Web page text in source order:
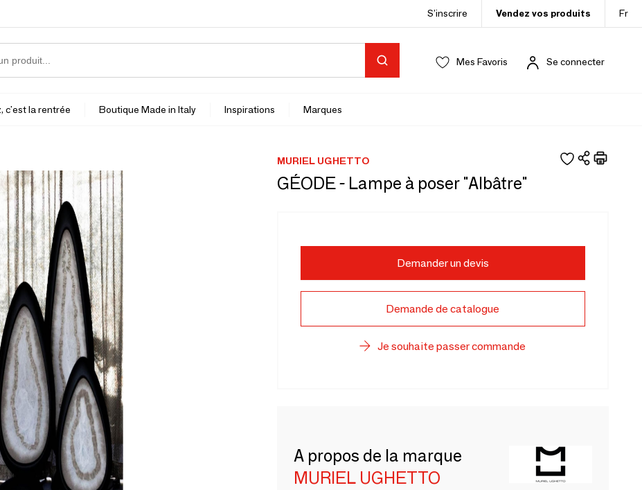
S’inscrire Vendez vos produits Fr
Mes Favoris Se connecter
c'est la rentrée Boutique Made in Italy Inspirations Marques
MURIEL UGHETTO
GÉODE - Lampe à poser "Albâtre"
Demander un devis
Demande de catalogue
Je souhaite passer commande
A propos de la marque
MURIEL UGHETTO